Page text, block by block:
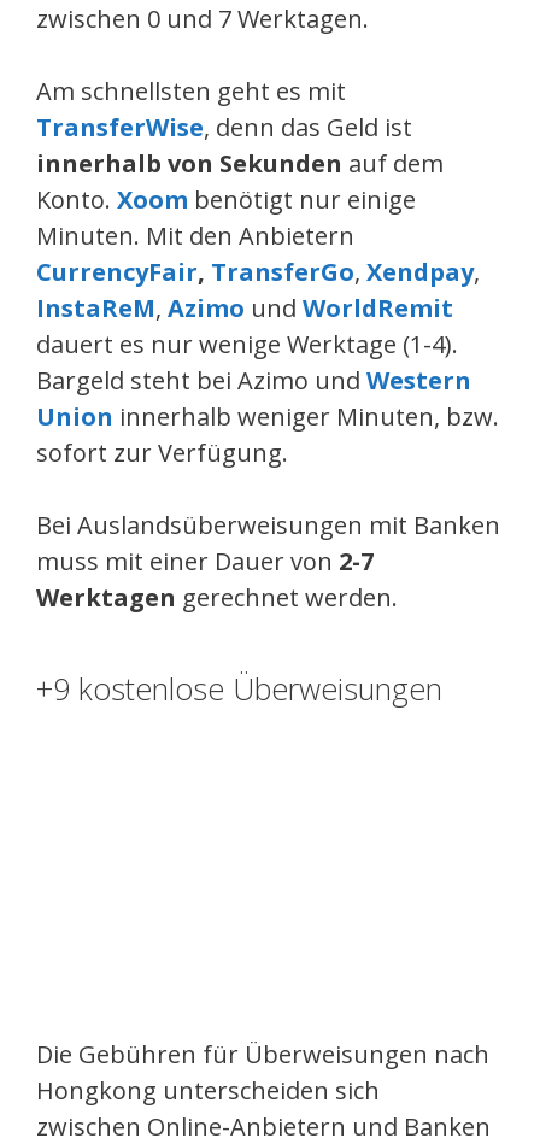
zwischen 0 und 7 Werktagen.
Am schnellsten geht es mit
TransferWise, denn das Geld ist
innerhalb von Sekunden auf dem
Konto. Xoom benötigt nur einige
Minuten. Mit den Anbietern
CurrencyFair, TransferGo, Xendpay,
InstaReM, Azimo und WorldRemit
dauert es nur wenige Werktage (1-4).
Bargeld steht bei Azimo und Western
Union innerhalb weniger Minuten, bzw.
sofort zur Verfügung.
Bei Auslandsüberweisungen mit Banken
muss mit einer Dauer von 2-7
Werktagen gerechnet werden.
+9 kostenlose Überweisungen
Die Gebühren für Überweisungen nach
Hongkong unterscheiden sich
zwischen Online-Anbietern und Banken